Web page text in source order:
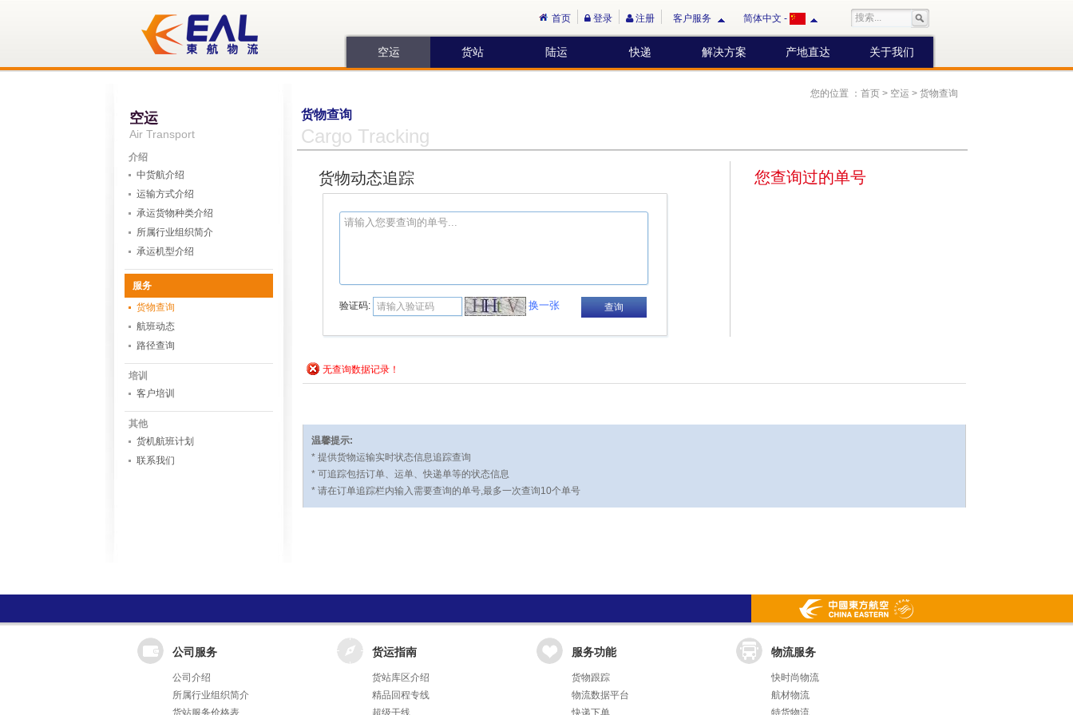
首页 登录 注册 客户服务 简体中文 -
空运 货站 陆运 快递 解决方案 产地直达 关于我们
空运
Air Transport
介绍
中货航介绍
运输方式介绍
承运货物种类介绍
所属行业组织简介
承运机型介绍
服务
货物查询
航班动态
路径查询
培训
客户培训
其他
货机航班计划
联系我们
您的位置 ： 首页 > 空运 > 货物查询
货物查询
Cargo Tracking
货物动态追踪
验证码: 换一张
您查询过的单号
无查询数据记录！
温馨提示:
* 提供货物运输实时状态信息追踪查询
* 可追踪包括订单、运单、快递单等的状态信息
* 请在订单追踪栏内输入需要查询的单号,最多一次查询10个单号
公司服务
公司介绍
所属行业组织简介
货站服务价格表
货运指南
货站库区介绍
精品回程专线
超级干线
服务功能
货物跟踪
物流数据平台
快递下单
物流服务
快时尚物流
航材物流
特货物流